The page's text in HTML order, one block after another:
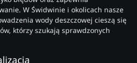
W Świdwinie i okolicach nasze
wody deszczowej cieszą się
którzy szukają sprawdzonych